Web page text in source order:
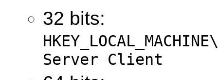
32 bits:
Server Client